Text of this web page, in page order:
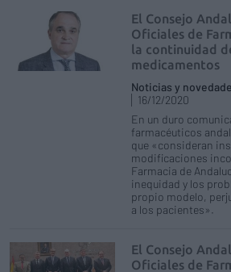
El Consejo
Oficiales de
la continuidad
medicamentos
Noticias y
16/12/2020
En un duro
farmacéuticos
que «consideran
modificaciones
Farmacia de
inequidad y los
propio modelo,
a los pacientes».
El Consejo
Oficiales de